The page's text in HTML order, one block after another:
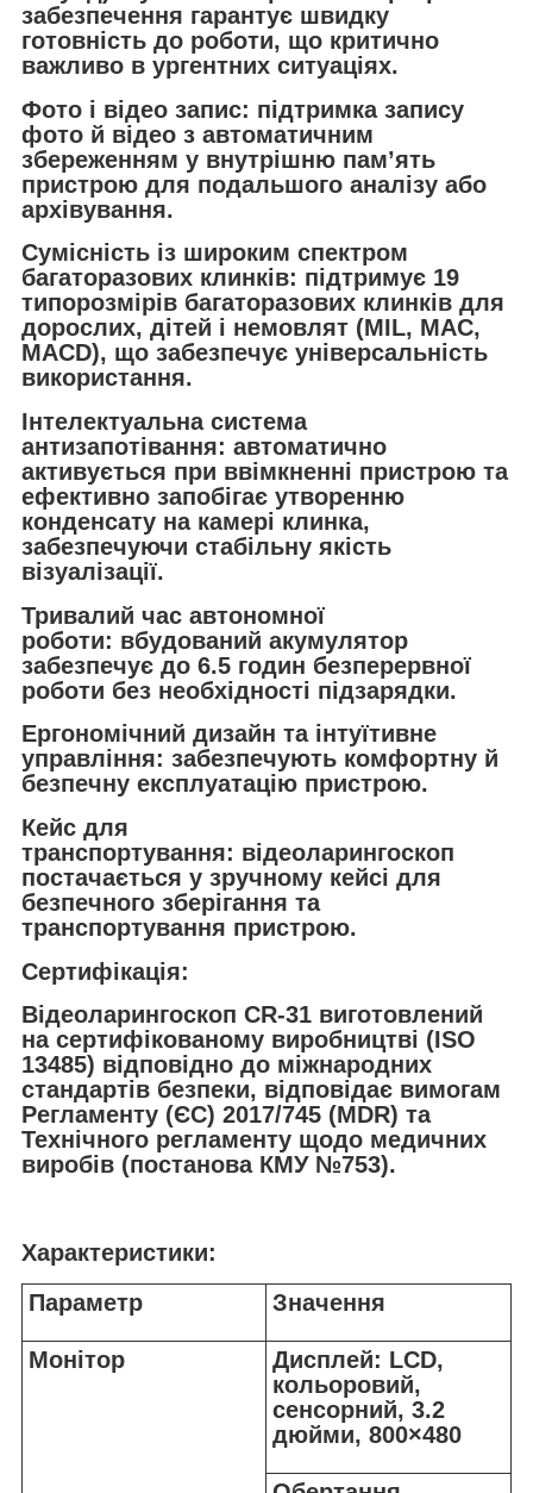
забезпечення гарантує швидку
готовність до роботи, що критично
важливо в ургентних ситуаціях.
Фото і відео запис: підтримка запису
фото й відео з автоматичним
збереженням у внутрішню пам’ять
пристрою для подальшого аналізу або
архівування.
Сумісність із широким спектром
багаторазових клинків: підтримує 19
типорозмірів багаторазових клинків для
дорослих, дітей і немовлят (MIL, MAC,
MACD), що забезпечує універсальність
використання.
Інтелектуальна система
антизапотівання: автоматично
активується при ввімкненні пристрою та
ефективно запобігає утворенню
конденсату на камері клинка,
забезпечуючи стабільну якість
візуалізації.
Тривалий час автономної
роботи: вбудований акумулятор
забезпечує до 6.5 годин безперервної
роботи без необхідності підзарядки.
Ергономічний дизайн та інтуїтивне
управління: забезпечують комфортну й
безпечну експлуатацію пристрою.
Кейс для
транспортування: відеоларингоскоп
постачається у зручному кейсі для
безпечного зберігання та
транспортування пристрою.
Сертифікація:
Відеоларингоскоп CR-31 виготовлений
на сертифікованому виробництві (ISO
13485) відповідно до міжнародних
стандартів безпеки, відповідає вимогам
Регламенту (ЄС) 2017/745 (MDR) та
Технічного регламенту щодо медичних
виробів (постанова КМУ №753).
Характеристики:
Параметр
Значення
Монітор
Дисплей: LCD,
кольоровий,
сенсорний, 3.2
дюйми, 800×480